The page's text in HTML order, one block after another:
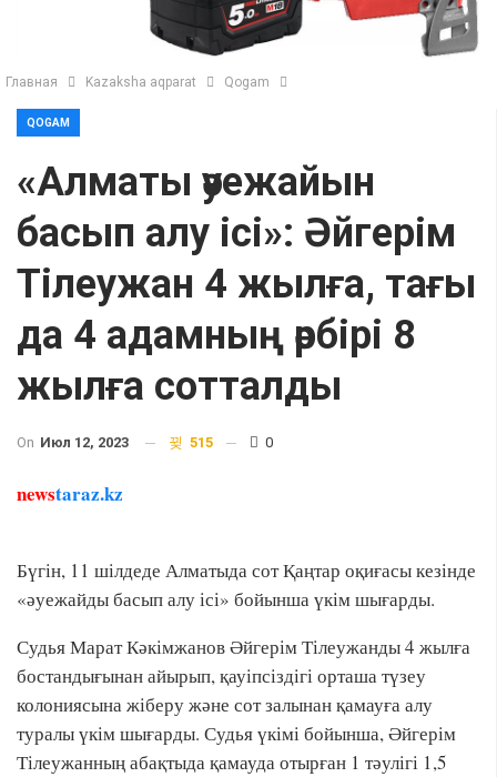
Главная Kazaksha aqparat Qogam
QOGAM
«Алматы әуежайын
басып алу ісі»: Әйгерім
Тілеужан 4 жылға, тағы
да 4 адамның әрбірі 8
жылға сотталды
On Июл 12, 2023 515 0
newstaraz.kz
Бүгін, 11 шілдеде Алматыда сот Қаңтар оқиғасы кезінде
«әуежайды басып алу ісі» бойынша үкім шығарды.
Судья Марат Кәкімжанов Әйгерім Тілеужанды 4 жылға
бостандығынан айырып, қауіпсіздігі орташа түзеу
колониясына жіберу және сот залынан қамауға алу
туралы үкім шығарды. Судья үкімі бойынша, Әйгерім
Тілеужанның абақтыда қамауда отырған 1 тәулігі 1,5